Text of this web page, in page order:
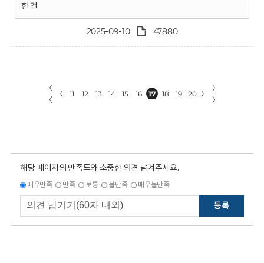
한 건
2025-09-10 47880
〈
〈
〈 11 12 13 14 15 16 17 18 19 20 〉
〉
〉
해당 페이지의 만족도와 소중한 의견 남겨주세요.
매우만족 만족 보통 불만족 매우불만족
등록